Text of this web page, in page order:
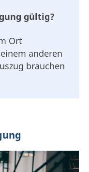
gültig?
Ort
anderen
brauchen